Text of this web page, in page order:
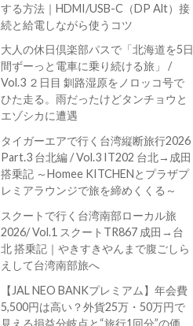
する方法｜HDMI/USB-C（DP Alt）接
続と給電しながら使うコツ
大人の休日倶楽部パスで「北海道を5日
間ずーっと電車に乗り続ける旅」 /
Vol.3 ２日目 釧路湿原をノロッコ号で
ひた走る。雨だったけどタンチョウと
エゾシカに遭遇
タイガーエアで行く台湾縦断旅行2026
Part.3 台北編 / Vol.3 IT202 台北→成田
搭乗記 ～Homee KITCHENとプラザプ
レミアラウンジで旅を締めくくる～
スクートで行く台湾南部ローカル旅
2026/ Vol.1 スクートTR867 成田→台
北 搭乗記｜やきすきやんまで腹ごしら
えして台湾南部旅へ
【JAL NEO BANKプレミアム】年会費
5,500円は高い？外貨25万・50万円で
見える損益分岐点と“旅行1回分”の価